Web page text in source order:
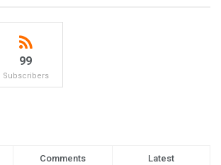
99
Subscribers
Comments Latest